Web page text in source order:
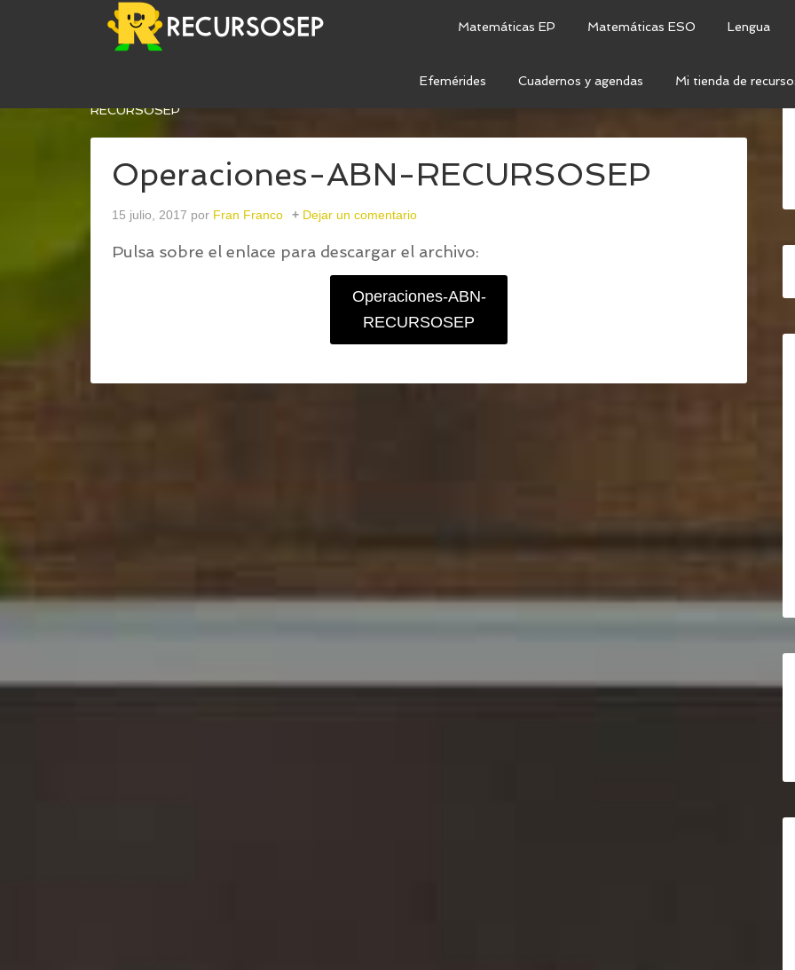
Matemáticas EP Matemáticas ESO Lengua
Efemérides Cuadernos y agendas Mi tienda de
OPERACIONES-ABN-
RECURSOSEP
Operaciones-ABN-RECURSOSEP
15 julio, 2017 por Fran Franco Dejar un comentario
Pulsa sobre el enlace para descargar el archivo:
Operaciones-ABN-
RECURSOSEP